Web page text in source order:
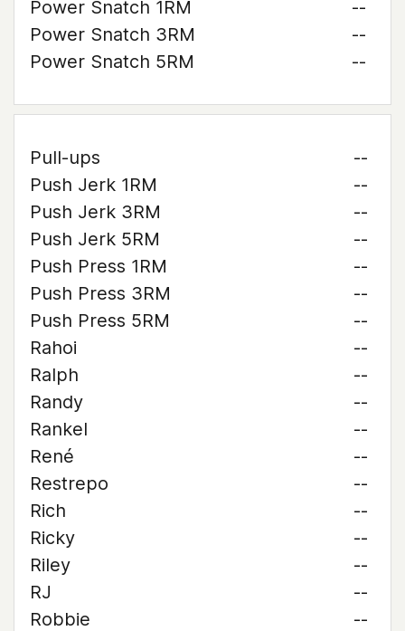
Power Snatch 1RM
--
Power Snatch 3RM
--
Power Snatch 5RM
--
Pull-ups
--
Push Jerk 1RM
--
Push Jerk 3RM
--
Push Jerk 5RM
--
Push Press 1RM
--
Push Press 3RM
--
Push Press 5RM
--
Rahoi
--
Ralph
--
Randy
--
Rankel
--
René
--
Restrepo
--
Rich
--
Ricky
--
Riley
--
RJ
--
Robbie
--